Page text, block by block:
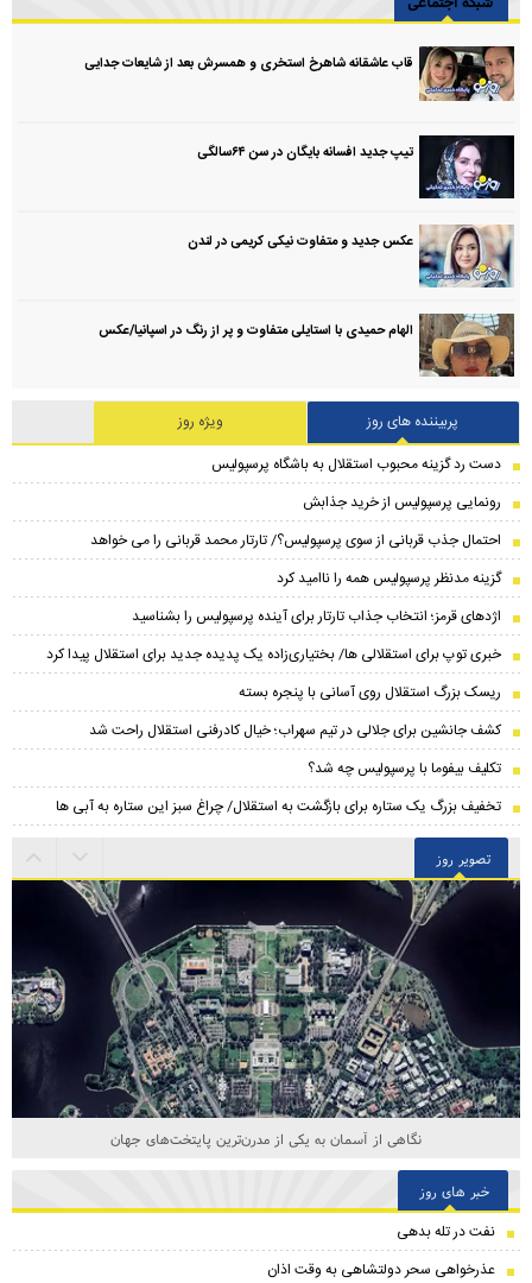
قاب عاشقانه شاهرخ استخری و همسرش بعد از شایعات جدایی
تیپ جدید افسانه بایگان در سن ۶۴سالگی
عکس جدید و متفاوت نیکی کریمی در لندن
الهام حمیدی با استایلی متفاوت و پر از رنگ در اسپانیا/عکس
پربیننده های روز
ویژه روز
دست رد گزینه محبوب استقلال به باشگاه پرسپولیس
رونمایی پرسپولیس از خرید جذابش
احتمال جذب قربانی از سوی پرسپولیس؟/ تارتار محمد قربانی را می خواهد
گزینه مدنظر پرسپولیس همه را ناامید کرد
اژدهای قرمز؛ انتخاب جذاب تارتار برای آینده پرسپولیس را بشناسید
خبری توپ برای استقلالی ها/ بختیاری‌زاده یک پدیده جدید برای استقلال پیدا کرد
ریسک بزرگ استقلال روی آسانی با پنجره بسته
کشف جانشین برای جلالی در تیم سهراب؛ خیال کادرفنی استقلال راحت شد
تکلیف بیفوما با پرسپولیس چه شد؟
تخفیف بزرگ یک ستاره برای بازگشت به استقلال/ چراغ سبز این ستاره به آبی ها
تصویر روز
نگاهی از آسمان به یکی از مدرن‌ترین پایتخت‌های جهان
خبر های روز
نفت در تله بدهی
عذرخواهی سحر دولتشاهی به وقت اذان